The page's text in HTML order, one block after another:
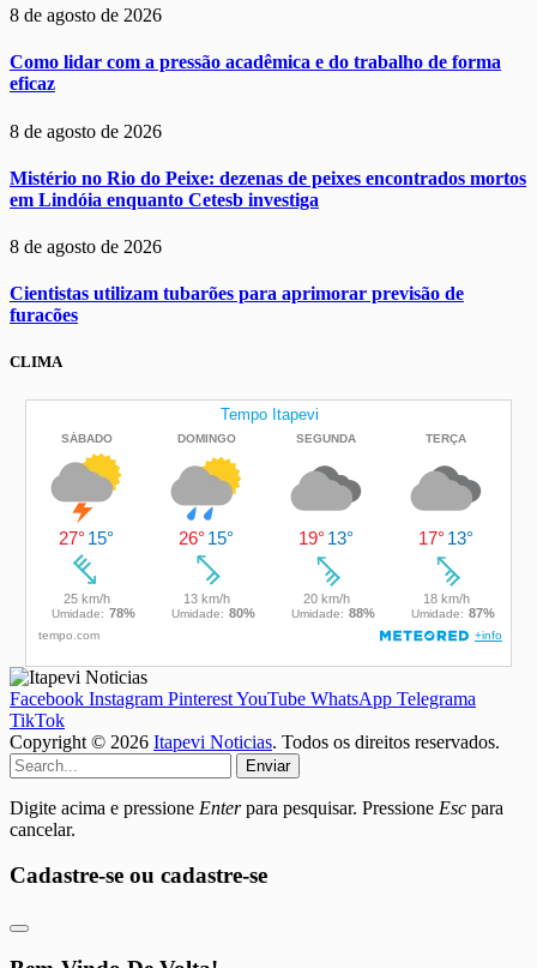
8 de agosto de 2026
Como lidar com a pressão acadêmica e do trabalho de forma
eficaz
8 de agosto de 2026
Mistério no Rio do Peixe: dezenas de peixes encontrados mortos
em Lindóia enquanto Cetesb investiga
8 de agosto de 2026
Cientistas utilizam tubarões para aprimorar previsão de
furacões
CLIMA
Facebook Instagram PinterestYouTube WhatsApp Telegrama
TikTok
Copyright © 2026 Itapevi Noticias. Todos os direitos reservados.
Enviar
Digite acima e pressione Enterpara pesquisar. Pressione Esc para
cancelar.
Cadastre-se ou cadastre-se